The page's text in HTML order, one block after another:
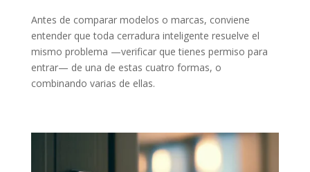
Antes de comparar modelos o marcas, conviene
entender que toda cerradura inteligente resuelve el
mismo problema —verificar que tienes permiso para
entrar— de una de estas cuatro formas, o
combinando varias de ellas.